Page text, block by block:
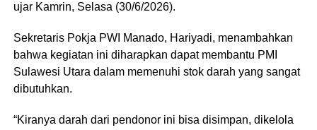
ujar Kamrin, Selasa (30/6/2026).
Sekretaris Pokja PWI Manado, Hariyadi, menambahkan
bahwa kegiatan ini diharapkan dapat membantu PMI
Sulawesi Utara dalam memenuhi stok darah yang sangat
dibutuhkan.
“Kiranya darah dari pendonor ini bisa disimpan, dikelola